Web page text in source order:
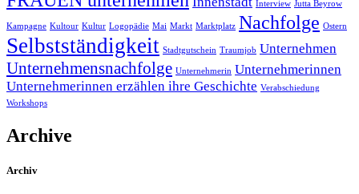
Interview Jutta Beyrow
Kampagne Kultour Kultur Logopädie Mai Markt Marktplatz Nachfolge Ostern
Selbstständigkeit Stadtgutschein Traumjob Unternehmen
Unternehmensnachfolge Unternehmerin Unternehmerinnen
Unternehmerinnen erzählen ihre Geschichte Verabschiedung
Workshops
Archive
Archiv